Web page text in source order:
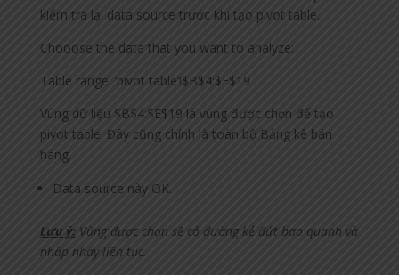
kiểm tra lại data source trước khi tạo pivot table.
Chooose the data that you want to analyze:
Table range: ‘pivot table’!$B$4:$E$19
Vùng dữ liệu $B$4:$E$19 là vùng được chọn để tạo
pivot table. Đây cũng chính là toàn bộ Bảng kê bán
hàng.
Data source này OK.
Lưu ý: Vùng được chọn sẽ có đường kẻ đứt bao quanh và
nhấp nháy liên tục.